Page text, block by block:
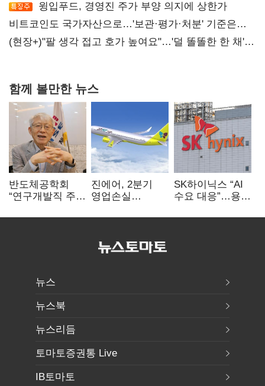
윙입푸드, 경영진 주가 부양 의지에 상한가
비트코인도 국가자산으로…'보관·평가·처분' 기준은
숙제
(현장+)"팔 생각 접고 호가 높여요"…'덜 똘똘한 한 채'
함께 볼만한 뉴스
반도체공학회
“연구개발직 주
개선해야”
진에어, 2분기
영업손실
상승 여파
SK하이닉스 “AI
수요 대응”…용인
투자
뉴스
뉴스북
뉴스리듬
토마토증권통 Live
IB토마토